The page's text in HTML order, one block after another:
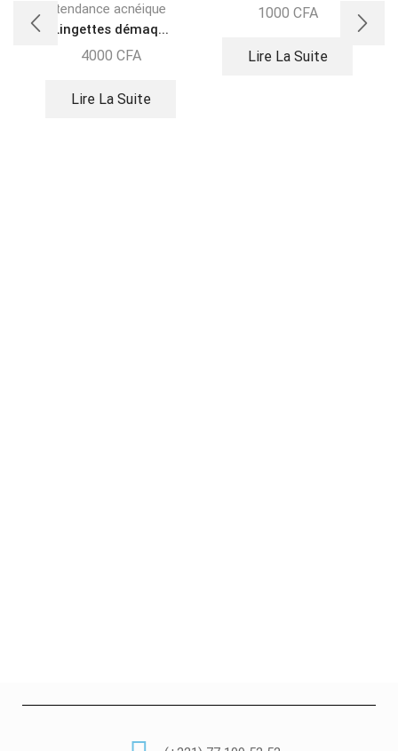
tendance acnéique
Lingettes démaq...
4000 CFA
Lire La Suite
1000 CFA
Lire La Suite